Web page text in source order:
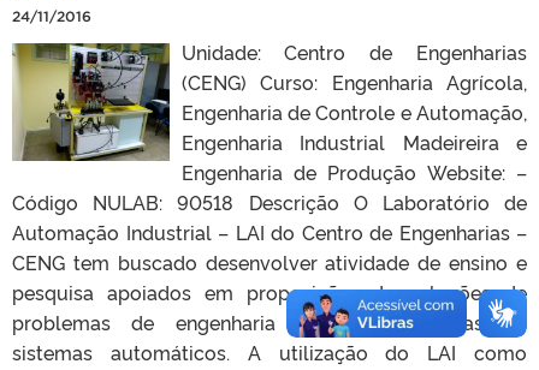
24/11/2016
Unidade: Centro de Engenharias
(CENG) Curso: Engenharia Agrícola,
Engenharia de Controle e Automação,
Engenharia Industrial Madeireira e
Engenharia de Produção Website: –
Código NULAB: 90518 Descrição O Laboratório de
Automação Industrial – LAI do Centro de Engenharias –
CENG tem buscado desenvolver atividade de ensino e
pesquisa apoiados em proposições de soluções de
problemas de engenharia aplicando técnicas de
sistemas automáticos. A utilização do LAI como